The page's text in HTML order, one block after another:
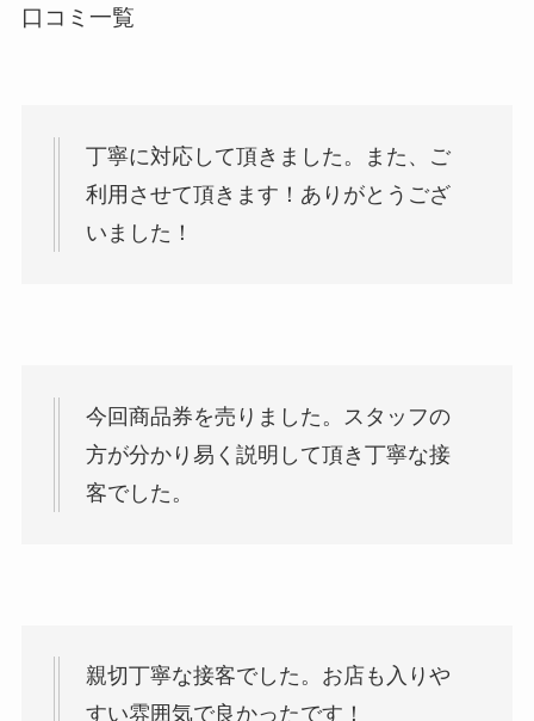
口コミ一覧
丁寧に対応して頂きました。また、ご
利用させて頂きます！ありがとうござ
いました！
今回商品券を売りました。スタッフの
方が分かり易く説明して頂き丁寧な接
客でした。
親切丁寧な接客でした。お店も入りや
すい雰囲気で良かったです！